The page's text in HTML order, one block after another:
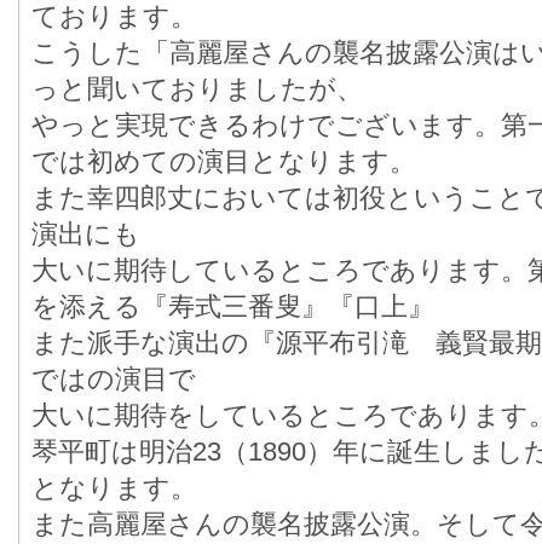
ております。
こうした「高麗屋さんの襲名披露公演は
っと聞いておりましたが、
やっと実現できるわけでございます。第
では初めての演目となります。
また幸四郎丈においては初役ということ
演出にも
大いに期待しているところであります。
を添える『寿式三番叟』『口上』
また派手な演出の『源平布引滝 義賢最
ではの演目で
大いに期待をしているところであります
琴平町は明治23（1890）年に誕生しまし
となります。
また高麗屋さんの襲名披露公演。そして